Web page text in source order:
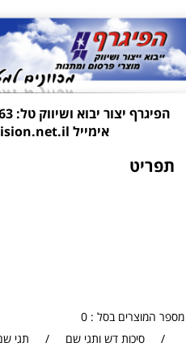
הפיגרף יצור יבוא ושיווק טל:
אימייל
תפריט
מספר המוצרים בסל : 0
/
סיכות דש ותגי שם / תגי